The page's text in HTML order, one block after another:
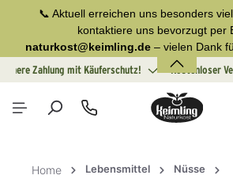
springen
📞 Aktuell erreichen uns besonders
kontaktiere uns bevorzugt per
naturkost@keimling.de– vielen Dank
Sichere Zahlung mit Käuferschutz!
Kostenloser
Home Lebensmittel Nüsse